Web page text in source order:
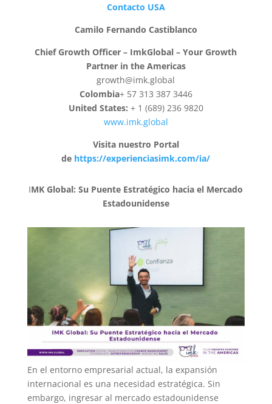
Contacto USA
Camilo Fernando Castiblanco
Chief Growth Officer – ImkGlobal – Your Growth
Partner in the Americas
growth@imk.global
Colombia+ 57 313 387 3446
United States: + 1 (689) 236 9820
www.imk.global
Visita nuestro Portal
de https://experienciasimk.com/ia/
IMK Global: Su Puente Estratégico hacia el Mercado
Estadounidense
En el entorno empresarial actual, la expansión
internacional es una necesidad estratégica. Sin
embargo, ingresar al mercado estadounidense